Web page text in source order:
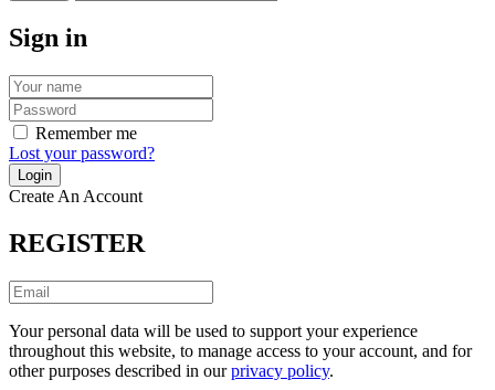
Sign in
Remember me
Lost your password?
Create An Account
REGISTER
Your personal data will be used to support your experience
throughout this website, to manage access to your account, and for
other purposes described in ourprivacy policy.